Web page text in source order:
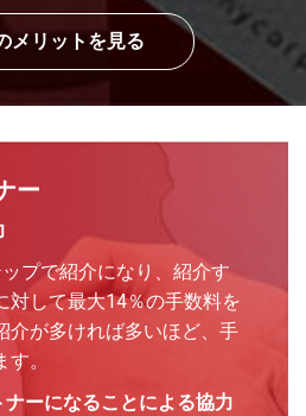
メリットを見る
ー
プで紹介になり、紹介す
対して最大14％の手数料を
介が多ければ多いほど、手
。
ーになることによる協力